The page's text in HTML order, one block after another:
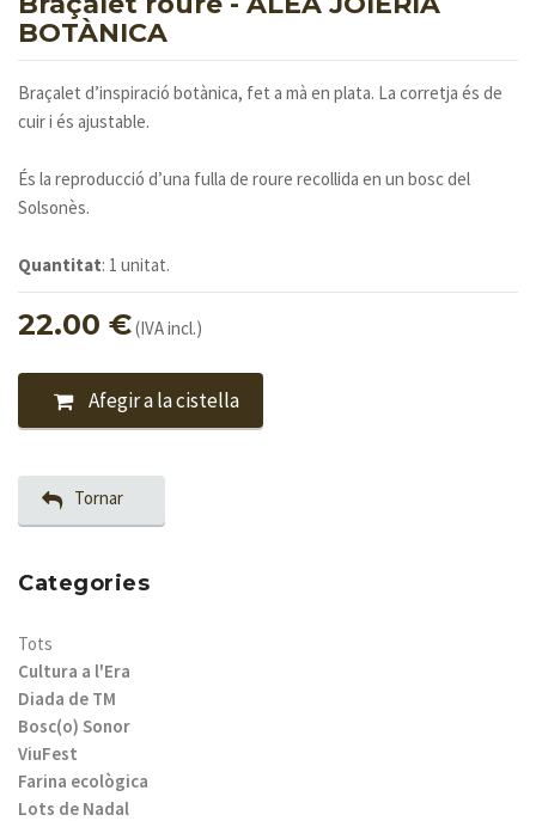
BOTÀNICA
Braçalet d’inspiració botànica, fet a mà en plata. La corretja és de
cuir i és ajustable.
És la reproducció d’una fulla de roure recollida en un bosc del
Solsonès.
Quantitat: 1 unitat.
22.00 €(IVA incl.)
Afegir a la cistella
Tornar
Categories
Tots
Cultura a l'Era
Diada de TM
Bosc(o) Sonor
ViuFest
Farina ecològica
Lots de Nadal